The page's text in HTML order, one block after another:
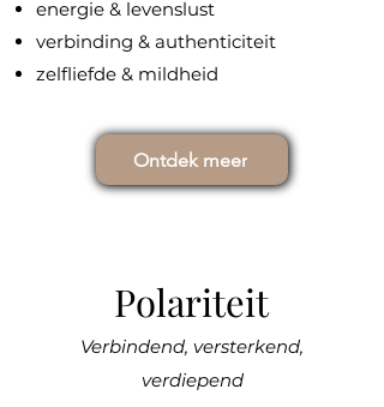
energie & levenslust
verbinding & authenticiteit
zelfliefde & mildheid
Ontdek meer
Polariteit
Verbindend, versterkend,
verdiepend